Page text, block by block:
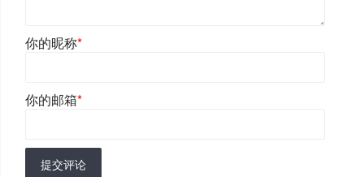
你的昵称*
你的邮箱*
提交评论